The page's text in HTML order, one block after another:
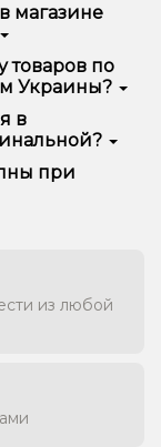
обновить
помогут
учетом ваших
и бюджета.
магазине
сигареты,
картриджи,
товаров по
Украины?
по
оформления
и передают их
в
оригинальную
этому
при
из любой